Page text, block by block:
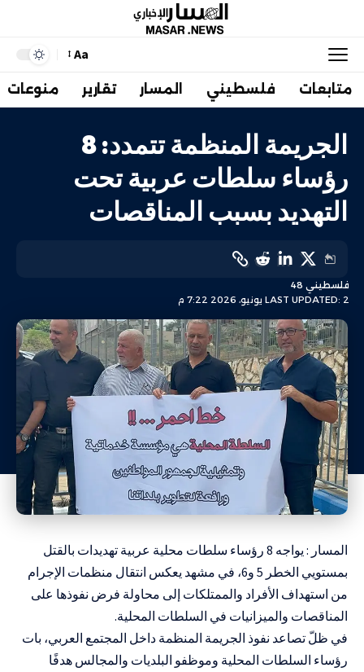
Aa
متابعات فلسطيني المسار تقارير منوعات
الجريمة المنظمة تتمدد: 8
رؤساء سلطات عربية تحت
التهديد بسبب المناقصات
LAST UPDATED: 2 يونيو، 2026 7:22 م
فلسطيني 48
المسار : يواجه 8 رؤساء سلطات محلية عربية تهديدات بالقتل
بمستويي الخطر 5 و6، في مشهد يعكس انتقال منظمات الإجرام
من استهداف الأفراد والممتلكات إلى محاولة فرض نفوذها على
المناقصات والميزانيات في السلطات المحلية.
في ظلّ تصاعد نفوذ الجريمة المنظمة داخل المجتمع العربي، بات
رؤساء السلطات المحلية وموظفو البلديات والمجالس هدفًا